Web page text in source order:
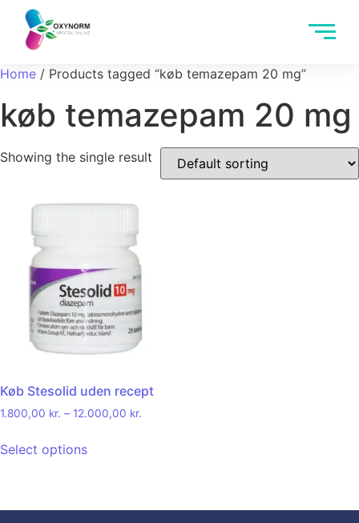
Home / Products tagged “køb temazepam 20 mg”
køb temazepam 20 mg
Showing the single result
Køb Stesolid uden recept
1.800,00 kr. – 12.000,00 kr.
Select options